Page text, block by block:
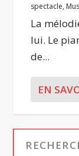
spectacle,
La
lui. Le
de...
EN